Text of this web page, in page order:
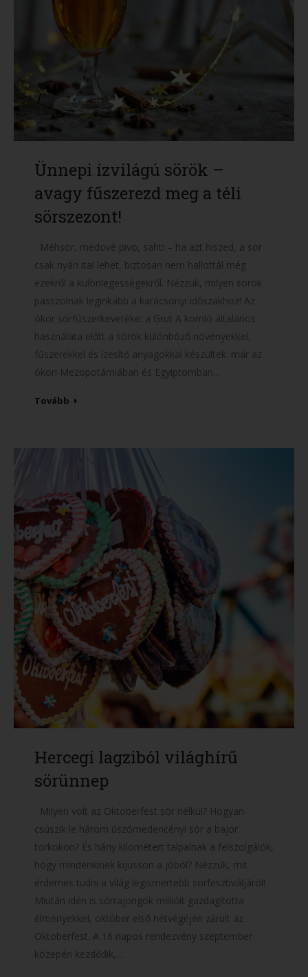
Ünnepi ízvilágú sörök –
avagy fűszerezd meg a téli
sörszezont!
Méhsör, medové pivo, sahti – ha azt hiszed, a sör
csak nyári ital lehet, biztosan nem hallottál még
ezekről a különlegességekről. Nézzük, milyen sörök
passzolnak leginkább a karácsonyi időszakhoz! Az
ókor sörfűszerkeveréke: a Grut A komló általános
használata előtt a sörök különböző növényekkel,
fűszerekkel és ízesítő anyagokkal készültek: már az
ókori Mezopotámiában és Egyiptomban…
Tovább
Hercegi lagziból világhírű
sörünnep
Milyen volt az Oktoberfest sör nélkül? Hogyan
csúszik le három úszómedencényi sör a bajor
torkokon? És hány kilométert talpalnak a felszolgálók,
hogy mindenkinek kijusson a jóból? Nézzük, mit
érdemes tudni a világ legismertebb sörfesztiváljáról!
Miután idén is sörrajongók millióit gazdagította
élményekkel, október első hétvégéjén zárult az
Oktoberfest. A 16 napos rendezvény szeptember
közepén kezdődik,…